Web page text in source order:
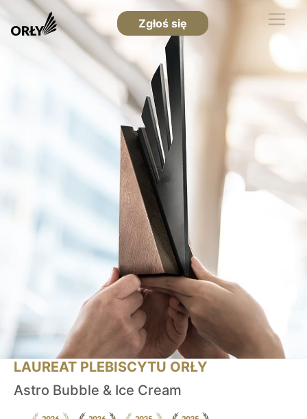
Zgłoś się
LAUREAT PLEBISCYTU ORŁY
Astro Bubble & Ice Cream